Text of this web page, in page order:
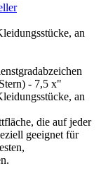
an
- 7,5 x"
an
die auf jeder
geeignet für